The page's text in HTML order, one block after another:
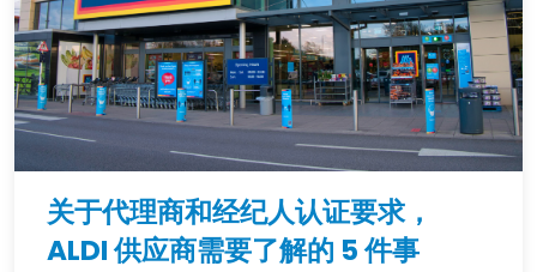
关于代理商和经纪人认证要求，
ALDI 供应商需要了解的 5 件事